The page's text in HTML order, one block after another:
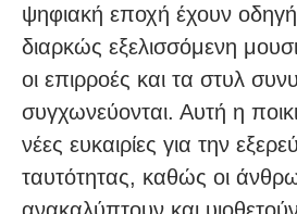
ψηφιακή εποχή έχουν
διαρκώς εξελισσόμενη
οι επιρροές και τα στυλ
συγχωνεύονται. Αυτή η
νέες ευκαιρίες για την
ταυτότητας, καθώς οι